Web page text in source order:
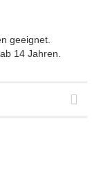
geeignet.
14 Jahren.